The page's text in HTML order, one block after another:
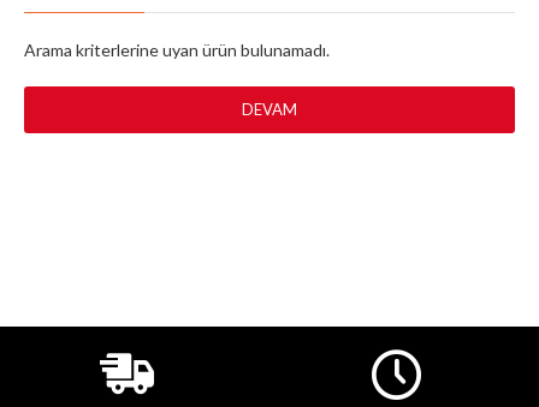
Arama kriterlerine uyan ürün bulunamadı.
DEVAM